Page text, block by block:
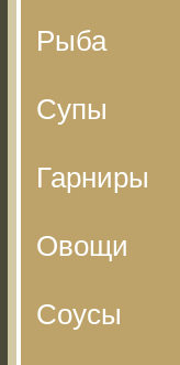
Рыба
Супы
Гарниры
Овощи
Соусы